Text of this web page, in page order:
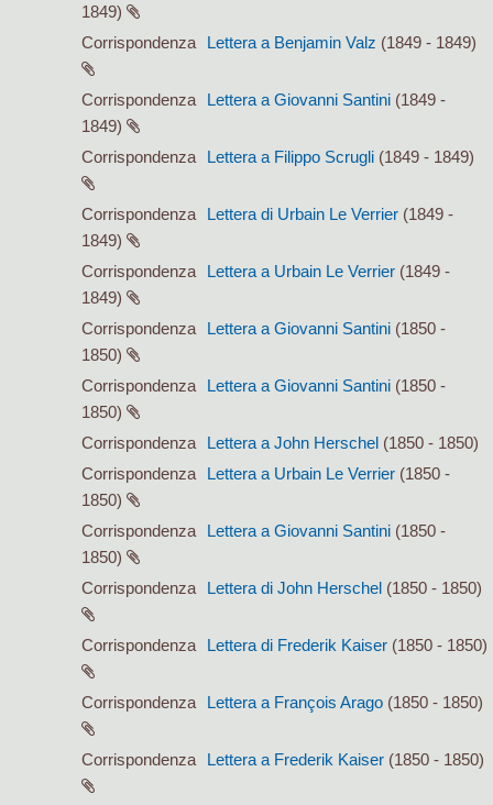
1849)
Corrispondenza
Lettera a Benjamin Valz (1849 - 1849)
Corrispondenza Lettera a Giovanni Santini (1849 -
1849)
Corrispondenza
Lettera a Filippo Scrugli (1849 - 1849)
Corrispondenza Lettera di Urbain Le Verrier (1849 -
1849)
Corrispondenza
Lettera a Urbain Le Verrier (1849 -
1849)
Corrispondenza
Lettera a Giovanni Santini (1850 -
1850)
Corrispondenza
Lettera a Giovanni Santini (1850 -
1850)
Corrispondenza
Lettera a John Herschel (1850 - 1850)
Corrispondenza
Lettera a Urbain Le Verrier (1850 -
1850)
Corrispondenza
Lettera a Giovanni Santini (1850 -
1850)
Corrispondenza
Lettera di John Herschel (1850 - 1850)
Corrispondenza Lettera di Frederik Kaiser (1850 - 1850)
Corrispondenza Lettera a François Arago (1850 - 1850)
Corrispondenza Lettera a Frederik Kaiser (1850 - 1850)